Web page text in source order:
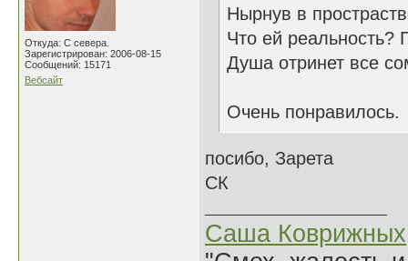
Откуда: С севера.
Зарегистрирован: 2006-08-15
Сообщений: 15171
Вебсайт
Нырнув в
Что ей реальность?
Душа отринет все
Очень понравилось.
посибо, Зарета
СК
Саша Коврижных